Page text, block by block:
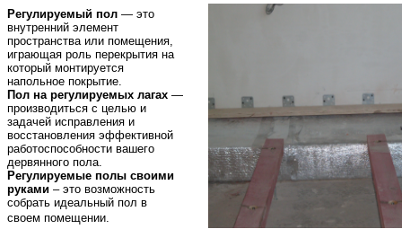
Регулируемый пол — это
внутренний элемент
пространства или помещения,
играющая роль перекрытия на
который монтируется
напольное покрытие.
Пол на регулируемых лагах —
производиться с целью и
задачей исправления и
восстановления эффективной
работоспособности вашего
дервянного пола.
Регулируемые полы своими
руками – это возможность
собрать идеальный пол в
своем помещении.